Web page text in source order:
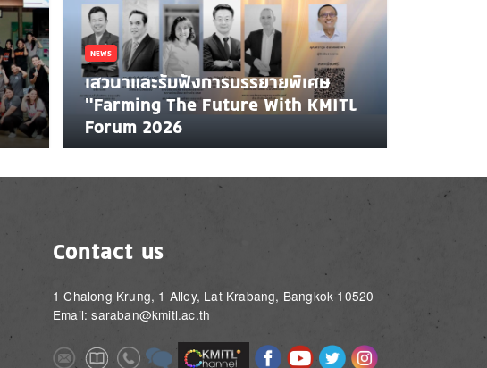
NEWS
เสวนาและรับฟังการบรรยายพิเศษ
"Farming The Future With KMITL
Forum 2026
Contact us
1 Chalong Krung, 1 Alley, Lat Krabang, Bangkok 10520
Email: saraban@kmitl.ac.th
ImageImageImageImage Image ImageImageImageImage